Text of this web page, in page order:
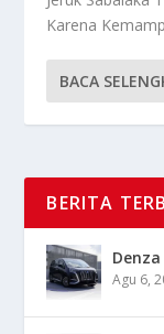
Karena
BACA
BERITA
Agu 6,